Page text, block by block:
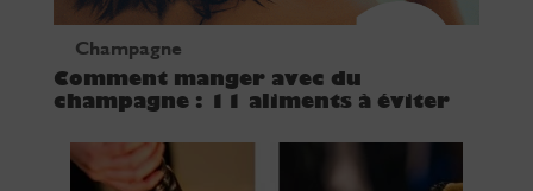
Champagne
Comment manger avec du
champagne : 11 aliments à éviter